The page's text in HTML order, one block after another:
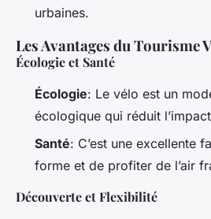
urbaines.
Les Avantages du Tourisme
Écologie et Santé
Écologie: Le vélo est un
écologique qui réduit
Santé: C’est une excellente
forme et de profiter de l’air
Découverte et Flexibilité